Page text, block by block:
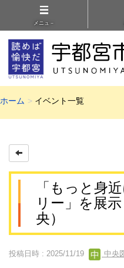
メニュ－
ホーム イベント一覧
「もっと身
リー」を展
央）
投稿日時 : 2025/11/19 中央